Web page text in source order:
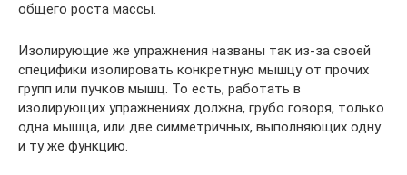
общего роста массы.
Изолирующие же упражнения названы так из-за своей
специфики изолировать конкретную мышцу от прочих
групп или пучков мышц. То есть, работать в
изолирующих упражнениях должна, грубо говоря, только
одна мышца, или две симметричных, выполняющих одну
и ту же функцию.